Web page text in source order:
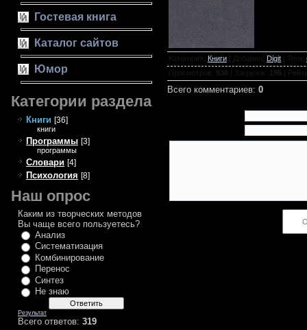
Гостевая книга
Каталог сайтов
Юмор
Категории раздела
Книги [36]
книги
Программы [3]
программы
Словари [4]
Психология [8]
Наш опрос
Каким из творческих методов
Вы чаще всего пользуетесь?
Анализ
Систематизация
Комбинирование
Перенос
Синтез
Не знаю
Результат
Всего ответов: 319
Категория: Книги Добавил : Digit :
Просмотров : 938 Загрузок : 195
Всего комментариев: 0